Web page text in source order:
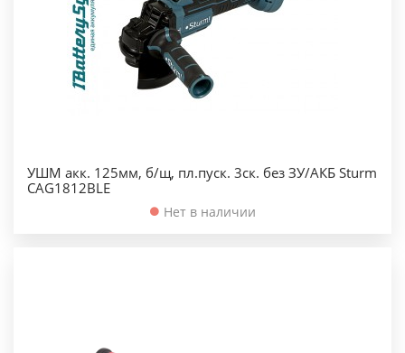
УШМ акк. 125мм, б/щ, пл.пуск. 3ск. без ЗУ/АКБ Sturm
CAG1812BLE
Нет в наличии